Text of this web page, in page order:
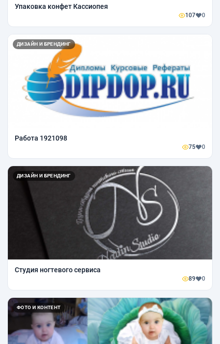
Упаковка конфет Кассиопея
107 0
ДИЗАЙН И БРЕНДИНГ
Работа 1921098
75 0
ДИЗАЙН И БРЕНДИНГ
Студия ногтевого сервиса
89 0
ФОТО И КОНТЕНТ